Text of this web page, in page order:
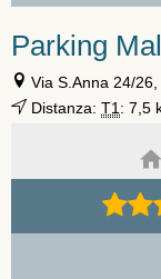
Parking
Via S.Anna 24/
Distanza: T1 : 7,5